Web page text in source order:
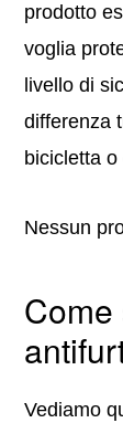
prodotto
voglia
livello di
differenza
bicicletta
Nessun
Vediamo